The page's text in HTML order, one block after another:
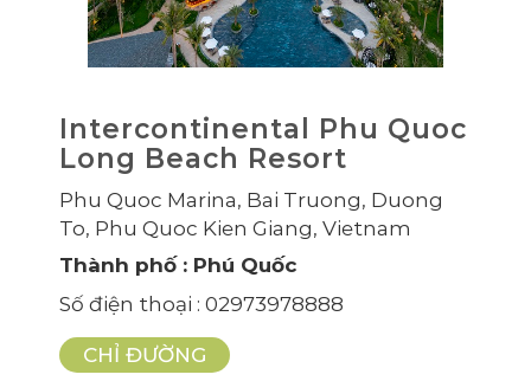
Intercontinental Phu Quoc
Long Beach Resort
Phu Quoc Marina, Bai Truong, Duong
To, Phu Quoc Kien Giang, Vietnam
Thành phố: Phú Quốc
Số điện thoại : 02973978888
CHỈ ĐƯỜNG